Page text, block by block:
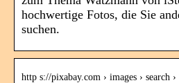
hochwertige Fotos, die Sie
suchen.
http s://pixabay.com › images › search